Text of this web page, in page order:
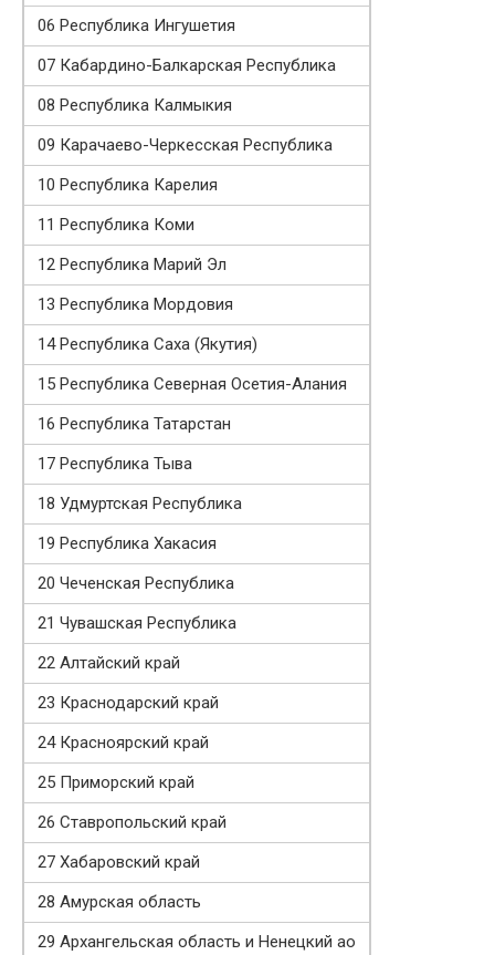
06 Республика Ингушетия
07 Кабардино-Балкарская Республика
08 Республика Калмыкия
09 Карачаево-Черкесская Республика
10 Республика Карелия
11 Республика Коми
12 Республика Марий Эл
13 Республика Мордовия
14 Республика Саха (Якутия)
15 Республика Северная Осетия-Алания
16 Республика Татарстан
17 Республика Тыва
18 Удмуртская Республика
19 Республика Хакасия
20 Чеченская Республика
21 Чувашская Республика
22 Алтайский край
23 Краснодарский край
24 Красноярский край
25 Приморский край
26 Ставропольский край
27 Хабаровский край
28 Амурская область
29 Архангельская область и Ненецкий ао